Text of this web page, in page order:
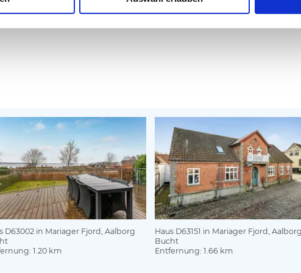
D63002 in Mariager Fjord, Aalborg
1.20 km
Haus D63151 in Mariager Fjord, Aalborg
Bucht
Entfernung: 1.66 km